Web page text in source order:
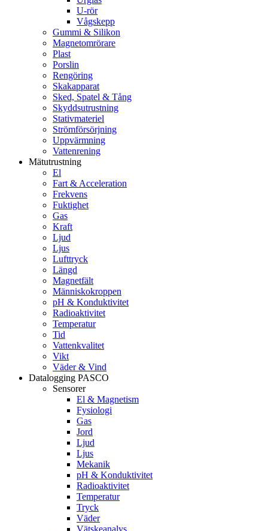
U-rör
Vågskepp
Gummi & Silikon
Magnetomrörare
Plast
Porslin
Rengöring
Skakapparat
Sked, Spatel & Tång
Skyddsutrustning
Stativmateriel
Strömförsörjning
Uppvärmning
Vattenrening
Mätutrustning
El
Fart & Acceleration
Frekvens
Fuktighet
Gas
Kraft
Ljud
Ljus
Lufttryck
Längd
Magnetfält
Människokroppen
pH & Konduktivitet
Radioaktivitet
Temperatur
Tid
Vattenkvalitet
Vikt
Väder & Vind
Datalogging PASCO
Sensorer
El & Magnetism
Fysiologi
Gas
Jord
Ljud
Ljus
Mekanik
pH & Konduktivitet
Radioaktivitet
Temperatur
Tryck
Väder
Vätskeanalys